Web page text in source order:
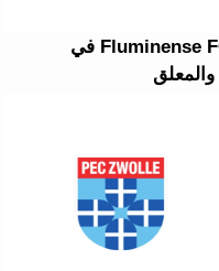
تفاصيل مباراة Botafogo FR ضد Fluminense FC في